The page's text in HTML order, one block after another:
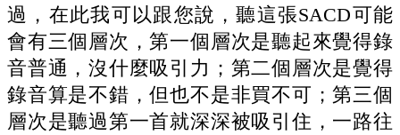
過，在此我可以跟您說，聽這張SACD可能
會有三個層次，第一個層次是聽起來覺得錄
音普通，沒什麼吸引力；第二個層次是覺得
錄音算是不錯，但也不是非買不可；第三個
層次是聽過第一首就深深被吸引住，一路往